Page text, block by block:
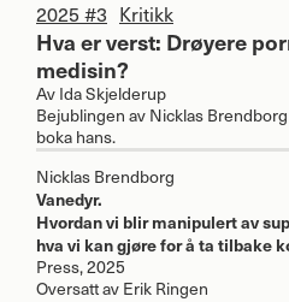
2025 #3 Kritikk
Hva er verst: Drøyere
medisin?
Av Ida Skjelderup
Bejublingen av Nicklas
boka hans.
Nicklas Brendborg
Vanedyr.
Hvordan vi blir manipulert av
hva vi kan gjøre for å ta tilbake
Press, 2025
Oversatt av Erik Ringen